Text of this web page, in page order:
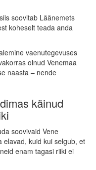
soovitab Läänemets
koheselt teada anda
vaenutegevuses
olnud Venemaa
naasta – nende
käinud
soovivaid Vene
elavad, kuid kui selgub, et
enam tagasi riiki ei